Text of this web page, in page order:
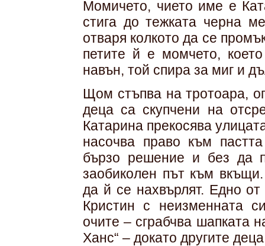
Момичето, чието име е
стига до тежката черна
отваря колкото да се
петите й е момчето,
навън, той спира за миг и
Щом стъпва на тротоара,
деца са скупчени на
Катарина прекосява
насочва право към
бързо решение и без да
заобиколен път към
да й се нахвърлят. Едно
Кристин с неизменната
очите – сграбчва шапката
Ханс“ – докато другите